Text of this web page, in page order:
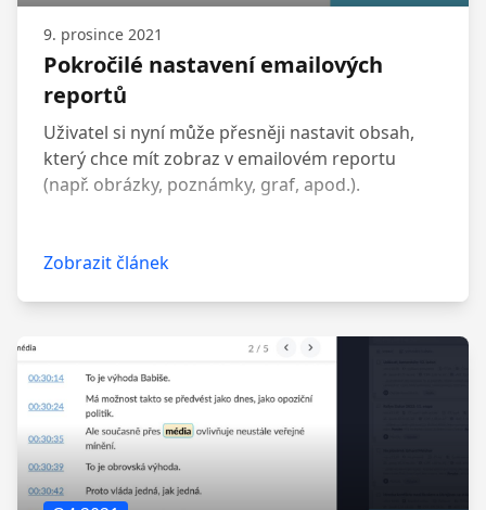
9. prosince 2021
Pokročilé nastavení emailových
reportů
Uživatel si nyní může přesněji nastavit obsah,
který chce mít zobraz v emailovém reportu
(např. obrázky, poznámky, graf, apod.).
Zobrazit článek